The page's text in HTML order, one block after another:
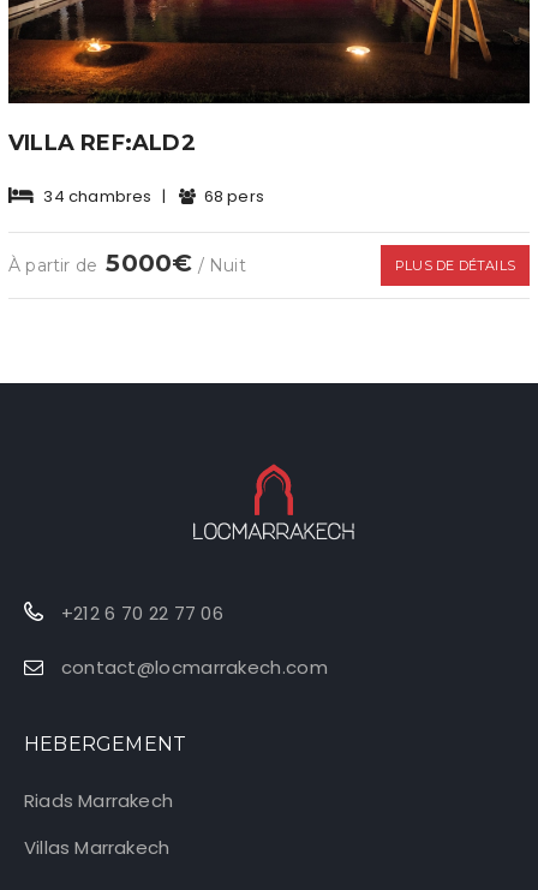
VILLA REF:ALD2
34 chambres | 68 pers
À partir de 5000€ / Nuit PLUS DE DÉTAILS
+212 6 70 22 77 06
contact@locmarrakech.com
HEBERGEMENT
Riads Marrakech
Villas Marrakech